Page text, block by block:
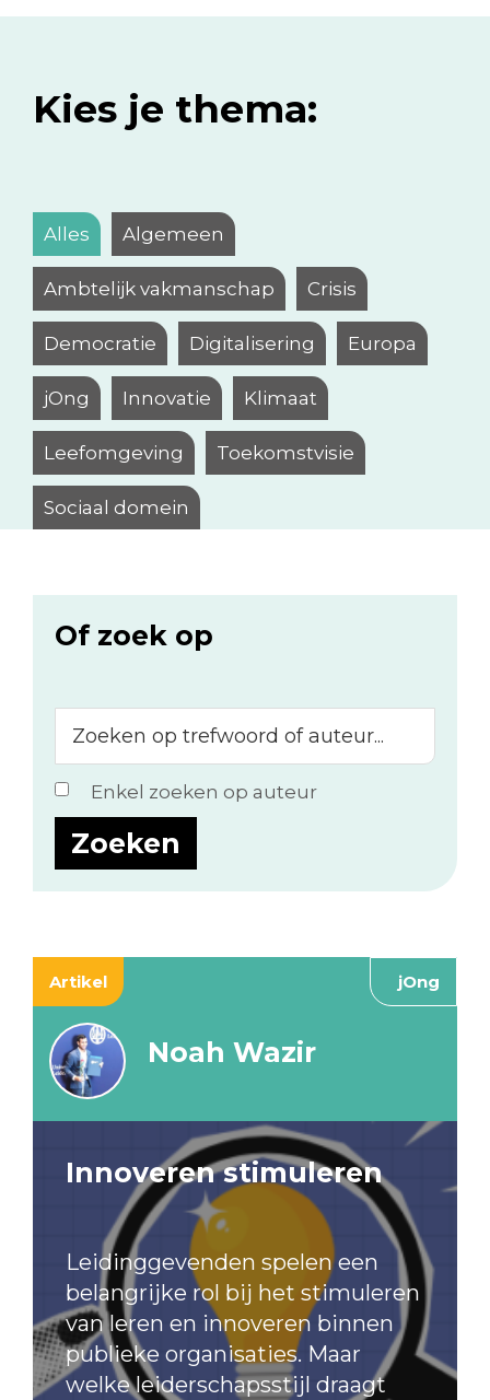
Kies je thema:
Alles Algemeen
Ambtelijk vakmanschap Crisis
Democratie Digitalisering Europa
jOng Innovatie Klimaat
Leefomgeving Toekomstvisie
Sociaal domein
Of zoek op
op
trefwoord
of
auteur...
Enkel zoeken op auteur
Artikel jOng
Noah Wazir
Innoveren stimuleren
Leidinggevenden spelen een
belangrijke rol bij het stimuleren
van leren en innoveren binnen
publieke organisaties. Maar
welke leiderschapsstijl draagt